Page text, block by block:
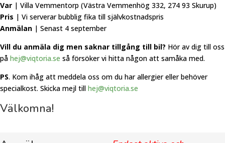
Var | Villa Vemmentorp (Västra Vemmenhög 332, 274 93 Skurup)
Pris | Vi serverar bubblig fika till självkostnadspris
Anmälan | Senast 4 september
Vill du anmäla dig men saknar tillgång till bil? Hör av dig till oss
på hej@viqtoria.se så försöker vi hitta någon att samåka med.
PS. Kom ihåg att meddela oss om du har allergier eller behöver
specialkost. Skicka mejl till hej@viqtoria.se
Välkomna!